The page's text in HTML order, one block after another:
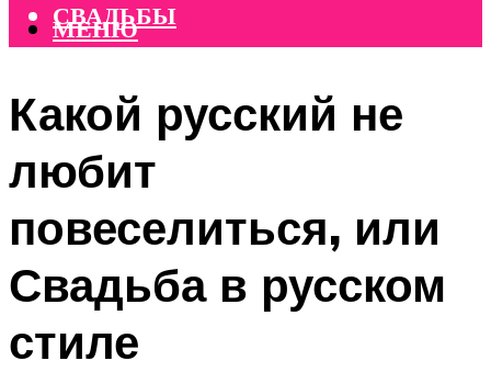
СВАДЬБЫ
МЕНЮ
Какой русский не
любит
повеселиться, или
Свадьба в русском
стиле